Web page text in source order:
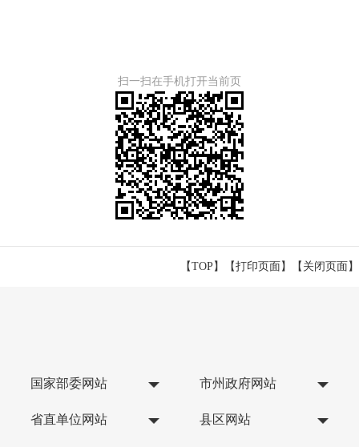
扫一扫在手机打开当前页
【TOP】 【打印页面】【 关闭页面】
国家部委网站 市州政府网站
省直单位网站 县区网站